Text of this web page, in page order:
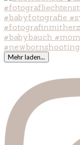
Mehr laden...